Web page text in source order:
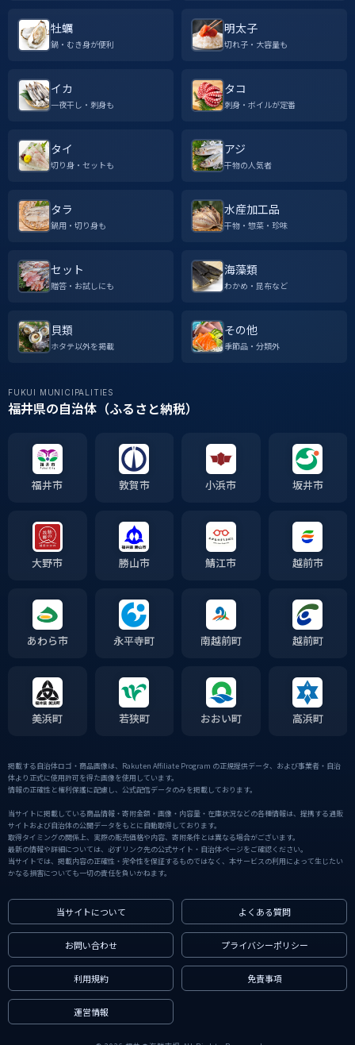
牡蠣
鍋・むき身が便利
明太子
切れ子・大容量も
イカ
一夜干し・刺身も
タコ
刺身・ボイルが定番
タイ
切り身・セットも
アジ
干物の人気者
タラ
鍋用・切り身も
水産加工品
干物・惣菜・珍味
セット
贈答・お試しにも
海藻類
わかめ・昆布など
貝類
ホタテ以外を掲載
その他
季節品・分類外
FUKUI MUNICIPALITIES
福井県の自治体（ふるさと納税）
福井市 敦賀市 小浜市 坂井市
大野市 勝山市 鯖江市 越前市
あわら市 永平寺町 南越前町 越前町
美浜町 若狭町 おおい町 高浜町
掲載する自治体ロゴ・商品画像は、Rakuten Affiliate Program の正規提供データ、および事業者・自治
体より正式に使用許可を得た画像を使用しています。
情報の正確性と権利保護に配慮し、公式配信データのみを掲載しております。
当サイトに掲載している商品情報・寄附金額・画像・内容量・在庫状況などの各種情報は、提携する通販
サイトおよび自治体の公開データをもとに自動取得しております。
取得タイミングの関係上、実際の販売価格や内容、寄附条件とは異なる場合がございます。
最新の情報や詳細については、必ずリンク先の公式サイト・自治体ページをご確認ください。
当サイトでは、掲載内容の正確性・完全性を保証するものではなく、本サービスの利用によって生じたい
かなる損害についても一切の責任を負いかねます。
当サイトについて よくある質問
お問い合わせ プライバシーポリシー
利用規約 免責事項
運営情報